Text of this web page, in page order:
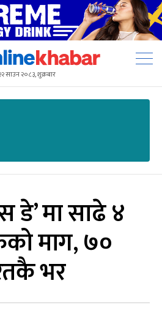
साउन २०८३, शुक्रबार
डे’ मा साढे ४
माग, ७०
भर